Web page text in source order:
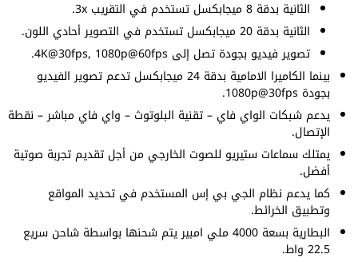
الثانية بدقة 8 ميجابكسل تستخدم في التقريب 3x.
الثانية بدقة 20 ميجابكسل تستخدم في التصوير أحادي اللون.
تصوير فيديو بجودة تصل إلى 4K@30fps, 1080p@60fps.
بينما الكاميرا الامامية بدقة 24 ميجابكسل تدعم تصوير الفيديو
بجودة 1080p@30fps.
يدعم شبكات الواي فاي – تقنية البلوتوث – واي فاي مباشر – نقطة
الإتصال.
يمتلك سماعات ستيريو للصوت الخارجي من أجل تقديم تجربة صوتية
أفضل.
كما يدعم نظام الجي بي إس المستخدم في تحديد المواقع
وتطبيق الخرائط.
البطارية بسعة 4000 ملي امبير يتم شحنها بواسطة شاحن سريع
22.5 واط.